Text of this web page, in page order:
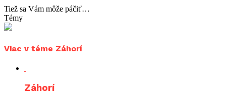
Tiež sa Vám môže páčiť…
Témy
Viac v téme Záhorí
Záhorí